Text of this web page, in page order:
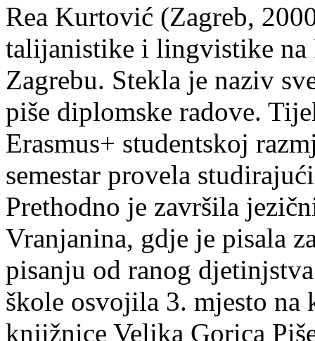
Rea Kurtović (Zagreb,
talijanistike i lingvistike
Zagrebu. Stekla je naziv
piše diplomske radove.
Erasmus+ studentskoj
semestar provela
Prethodno je završila
Vranjanina, gdje je pisala
pisanju od ranog
škole osvojila 3. mjesto na
knjižnice Velika Gorica